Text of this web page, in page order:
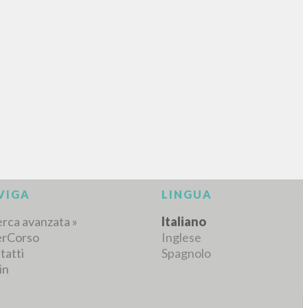
avanzata »
LINGUA
Italiano
Inglese
Spagnolo